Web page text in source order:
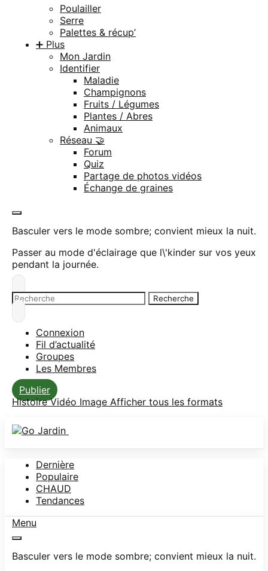
Poulailler
Serre
Palettes & récup’
➕ Plus
Mon Jardin
Identifier
Maladie
Champignons
Fruits / Légumes
Plantes / Abres
Animaux
Réseau 🤝
Forum
Quiz
Partage de photos vidéos
Échange de graines
Basculer vers le mode sombre; convient mieux la nuit.
Passer au mode d'éclairage que l\'kinder sur vos yeux
pendant la journée.
Recherche
Recherche
Connexion
Fil d’actualité
Groupes
Les Membres
Publier
Histoire Vidéo Image Afficher tous les formats
Dernière
Populaire
CHAUD
Tendances
Menu
Basculer vers le mode sombre; convient mieux la nuit.